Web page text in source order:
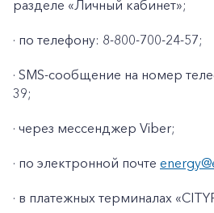
разделе «Личный кабинет»;
· по телефону: 8-800-700-24-57;
· SMS-сообщение на номер
39;
· через мессенджер Viber;
· по электронной почте
· в платежных терминалах